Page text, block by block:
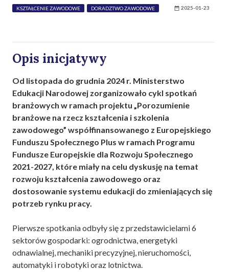
KSZTAŁCENIE ZAWODOWE DORADZTWO ZAWODOWE 2025-01-23
Opis inicjatywy
Od listopada do grudnia 2024 r. Ministerstwo
Edukacji Narodowej zorganizowało cykl spotkań
branżowych w ramach projektu „Porozumienie
branżowe na rzecz kształcenia i szkolenia
zawodowego” współfinansowanego z Europejskiego
Funduszu Społecznego Plus w ramach Programu
Fundusze Europejskie dla Rozwoju Społecznego
2021-2027, które miały na celu dyskusję na temat
rozwoju kształcenia zawodowego oraz
dostosowanie systemu edukacji do zmieniających się
potrzeb rynku pracy.
Pierwsze spotkania odbyły się z przedstawicielami 6
sektorów gospodarki: ogrodnictwa, energetyki
odnawialnej, mechaniki precyzyjnej, nieruchomości,
automatyki i robotyki oraz lotnictwa.